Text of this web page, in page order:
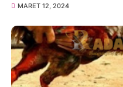
MARET 12, 2024